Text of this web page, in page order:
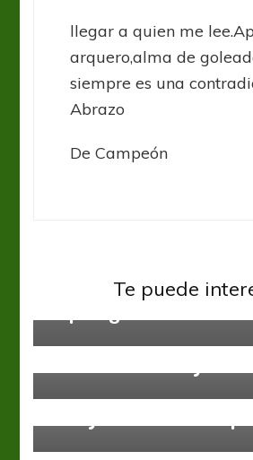
llegar a quien me
arquero,alma de
siempre es una
Abrazo
De Campeón
Te puede
Los convocados para